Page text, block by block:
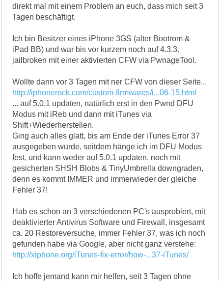
direkt mal mit einem Problem an euch, dass mich seit 3
Tagen beschäftigt.
Ich bin Besitzer eines iPhone 3GS (alter Bootrom &
iPad BB) und war bis vor kurzem noch auf 4.3.3.
jailbroken mit einer aktivierten CFW via PwnageTool.
Wollte dann vor 3 Tagen mit ner CFW von dieser Seite...
http://iphonerock.com/custom-firmwares/i...06-15.html
... auf 5.0.1 updaten, natürlich erst in den Pwnd DFU
Modus mit iReb und dann mit iTunes via
Shift+Wiederherstellen.
Ging auch alles glatt, bis am Ende der iTunes Error 37
ausgegeben wurde, seitdem hänge ich im DFU Modus
fest, und kann weder auf 5.0.1 updaten, noch mit
gesicherten SHSH Blobs & TinyUmbrella downgraden,
denn es kommt IMMER und immerwieder der gleiche
Fehler 37!
Hab es schon an 3 verschiedenen PC's ausprobiert, mit
deaktivierter Antivirus Software und Firewall, insgesamt
ca. 20 Restoreversuche, immer Fehler 37, was ich noch
gefunden habe via Google, aber nicht ganz verstehe:
http://xiphone.org/iTunes-fix-error/how-...37-iTunes/
Ich hoffe jemand kann mir helfen, seit 3 Tagen ohne